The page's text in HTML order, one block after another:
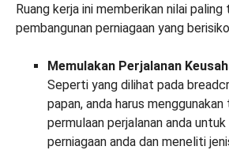
Ruang kerja ini memberikan nilai
pembangunan perniagaan yang
Memulakan Perjalanan
Seperti yang dilihat pada
papan, anda harus
permulaan perjalanan anda
perniagaan anda dan meneliti